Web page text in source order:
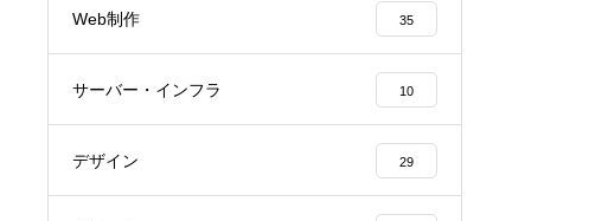
Web制作 35
サーバー・インフラ 10
デザイン 29